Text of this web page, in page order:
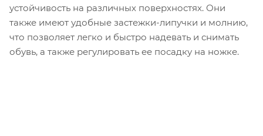
устойчивость на различных поверхностях. Они
также имеют удобные застежки-липучки и молнию,
что позволяет легко и быстро надевать и снимать
обувь, а также регулировать ее посадку на ножке.